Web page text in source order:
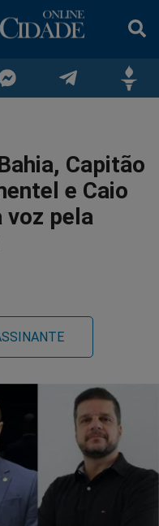
no
Telegram
no
Capitão
e Caio
voz pela